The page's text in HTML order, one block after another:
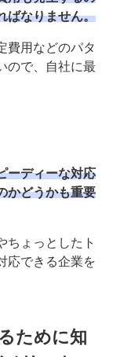
ばなりません。
費用などのパタ
ので、自社に最
ーディーな対応
かどうかも重要
ちょっとしたト
応できる企業を
ために知